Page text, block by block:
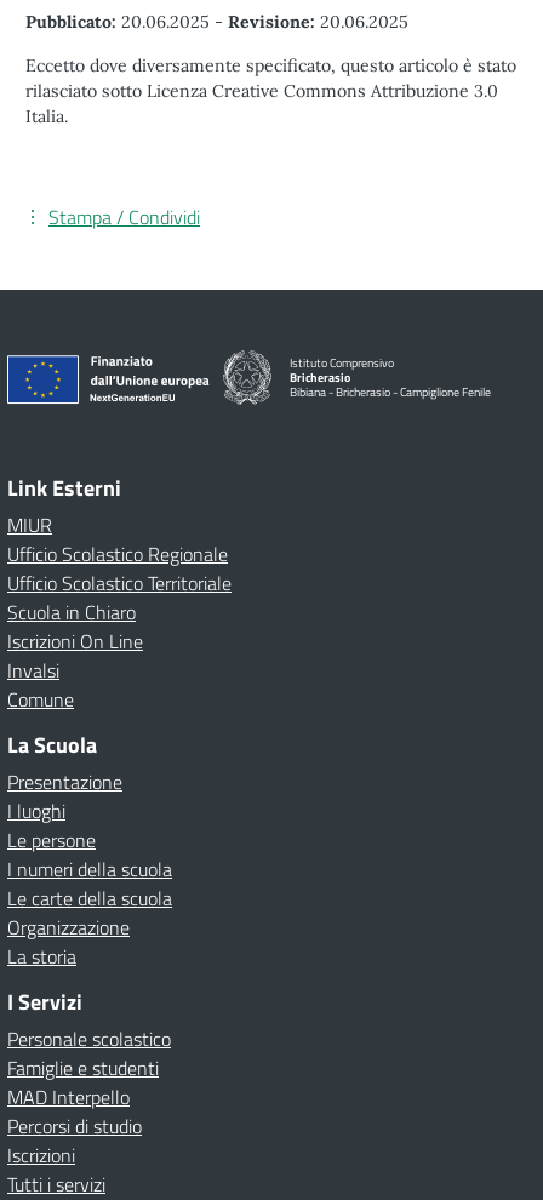
Pubblicato: 20.06.2025 - Revisione: 20.06.2025
Eccetto dove diversamente specificato, questo articolo è stato
rilasciato sotto Licenza Creative Commons Attribuzione 3.0
Italia.
Stampa / Condividi
Istituto Comprensivo
Bricherasio
Bibiana - Bricherasio - Campiglione Fenile
Link Esterni
MIUR
Ufficio Scolastico Regionale
Ufficio Scolastico Territoriale
Scuola in Chiaro
Iscrizioni On Line
Invalsi
Comune
La Scuola
Presentazione
I luoghi
Le persone
I numeri della scuola
Le carte della scuola
Organizzazione
La storia
I Servizi
Personale scolastico
Famiglie e studenti
MAD Interpello
Percorsi di studio
Iscrizioni
Tutti i servizi